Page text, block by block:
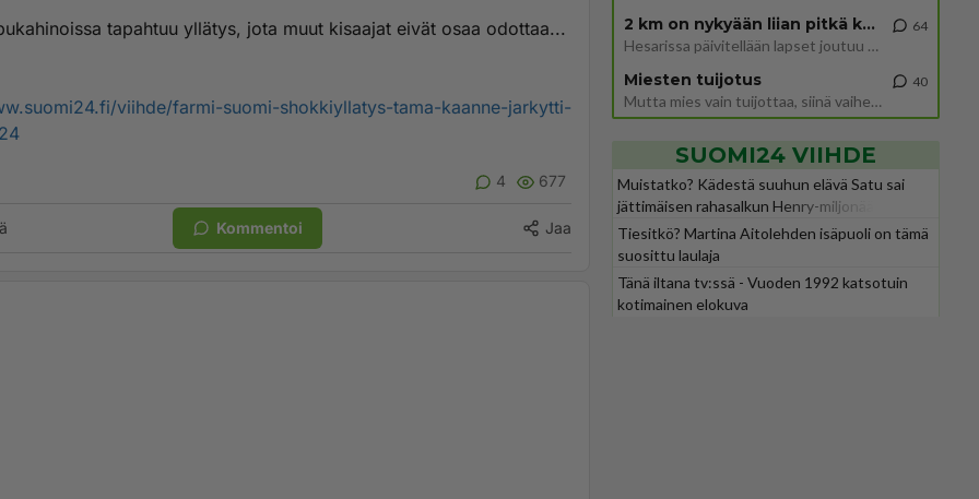
tapahtuu yllätys, jota muut kisaajat eivät osaa odottaa...
viihde/farmi-suomi-shokkiyllatys-tama-kaanne-jarkytti-
4 677
Kommentoi Jaa
2 km on nykyään liian pitkä koulumatka
Hesarissa päivitellään lapset joutuu nyt kulkemaan 2 km kouluun jösses. Ruostefillarilla tuo matka menee vaikka miten äk
64
Miesten tuijotus
Mutta mies vain tuijottaa, siinä vaiheessa käännän itse pään pois. Mikä juttu? Yleensä jos joku tuijottaa tai katsoo, hä
40
SUOMI24 VIIHDE
Muistatko? Kädestä suuhun elävä Satu sai
jättimäisen rahasalkun Henry-miljonääriltä
Tiesitkö? Martina Aitolehden isäpuoli on tämä
suosittu laulaja
Tänä iltana tv:ssä - Vuoden 1992 katsotuin
kotimainen elokuva